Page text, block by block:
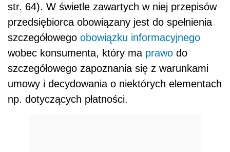
str. 64). W świetle zawartych w niej przepisów
przedsiębiorca obowiązany jest do spełnienia
szczegółowego obowiązku informacyjnego
wobec konsumenta, który ma prawo do
szczegółowego zapoznania się z warunkami
umowy i decydowania o niektórych elementach
np. dotyczących płatności.